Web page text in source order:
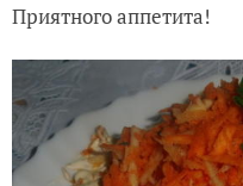
Приятного аппетита!